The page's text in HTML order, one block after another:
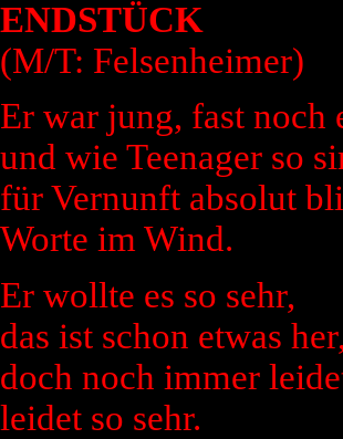
ENDSTÜCK
(M/T: Felsenheimer)
Er war jung, fast noch
und wie Teenager so
für Vernunft absolut
Worte im Wind.
Er wollte es so sehr,
das ist schon etwas her,
doch noch immer
leidet so sehr.